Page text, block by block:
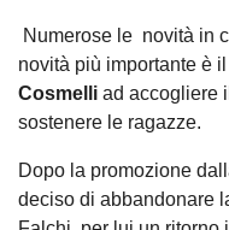
Numerose le novità in
novità più importante è
Cosmelli ad accogliere
sostenere le ragazze.
Dopo la promozione
deciso di abbandonare